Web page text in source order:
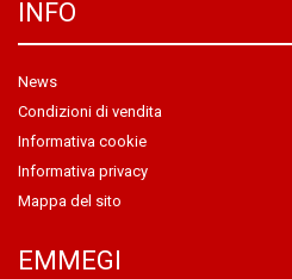
INFO
News
Condizioni di vendita
Informativa cookie
Informativa privacy
Mappa del sito
EMMEGI